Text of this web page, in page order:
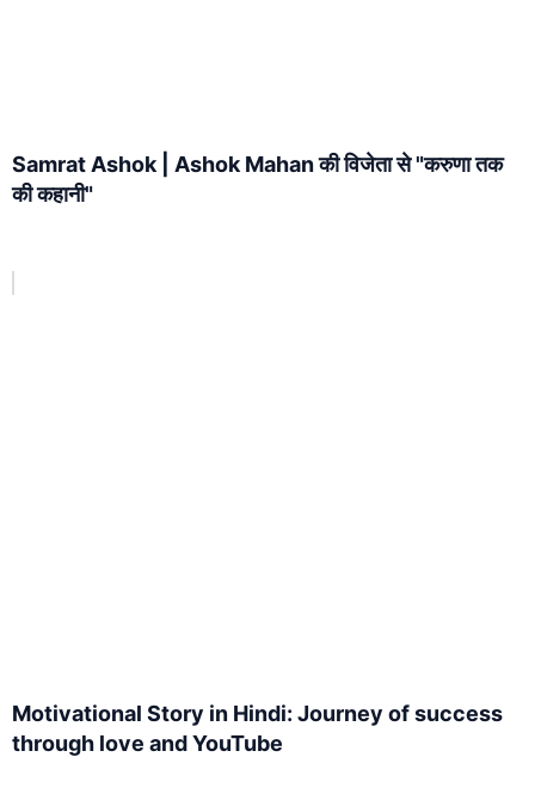
Samrat Ashok | Ashok Mahan की विजेता से "करुणा तक
की कहानी"
Motivational Story in Hindi: Journey of success
through love and YouTube